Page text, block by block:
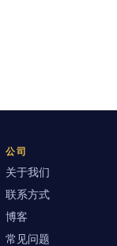
公司
关于我们
联系方式
博客
常见问题